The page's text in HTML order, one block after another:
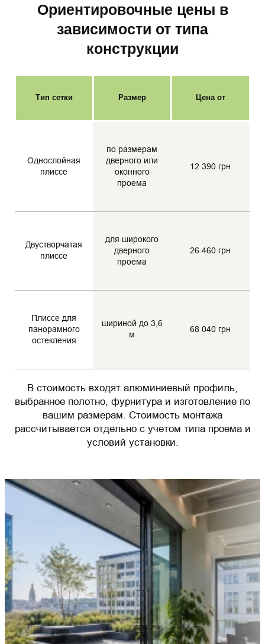
Ориентировочные цены в
зависимости от типа
конструкции
Тип сетки Размер Цена от
Однослойная
плиссе
по размерам
дверного или
оконного
проема
12 390 грн
Двустворчатая
плиссе
для широкого
дверного
проема
26 460 грн
Плиссе для
панорамного
остекления
шириной до 3,6
м
68 040 грн
В стоимость входят алюминиевый профиль,
выбранное полотно, фурнитура и изготовление по
вашим размерам. Стоимость монтажа
рассчитывается отдельно с учетом типа проема и
условий установки.